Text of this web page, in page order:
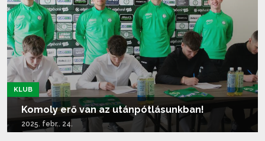
KLUB
Komoly erő van az utánpótlásunkban!
2025. febr.. 24.